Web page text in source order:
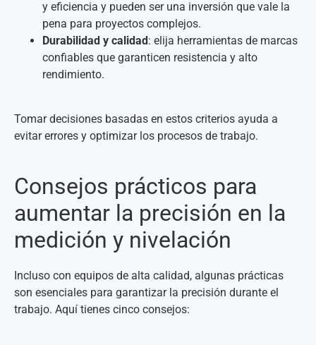
y eficiencia y pueden ser una inversión que vale la
pena para proyectos complejos.
Durabilidad y calidad : elija herramientas de marcas
confiables que garanticen resistencia y alto
rendimiento.
Tomar decisiones basadas en estos criterios ayuda a
evitar errores y optimizar los procesos de trabajo.
Consejos prácticos para
aumentar la precisión en la
medición y nivelación
Incluso con equipos de alta calidad, algunas prácticas
son esenciales para garantizar la precisión durante el
trabajo. Aquí tienes cinco consejos: